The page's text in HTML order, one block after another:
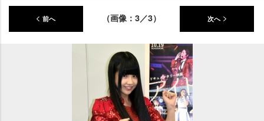
前へ （画像：3／3） 次へ